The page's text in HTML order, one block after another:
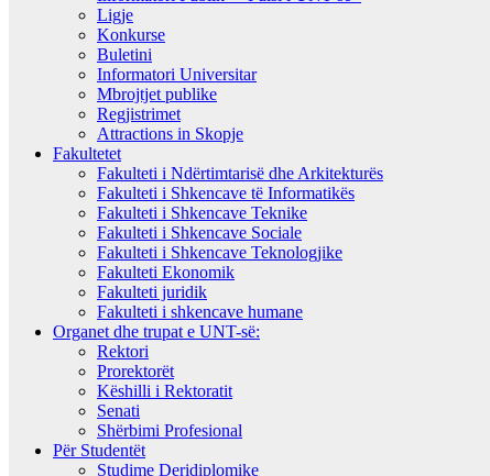
Ligje
Konkurse
Buletini
Informatori Universitar
Mbrojtjet publike
Regjistrimet
Attractions in Skopje
Fakultetet
Fakulteti i Ndërtimtarisë dhe Arkitekturës
Fakulteti i Shkencave të Informatikës
Fakulteti i Shkencave Teknike
Fakulteti i Shkencave Sociale
Fakulteti i Shkencave Teknologjike
Fakulteti Ekonomik
Fakulteti juridik
Fakulteti i shkencave humane
Organet dhe trupat e UNT-së:
Rektori
Prorektorët
Këshilli i Rektoratit
Senati
Shërbimi Profesional
Për Studentët
Studime Deridiplomike